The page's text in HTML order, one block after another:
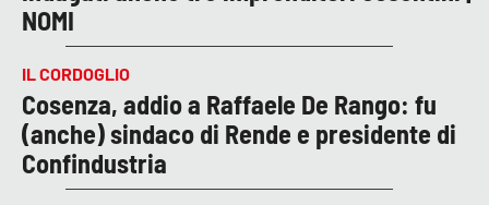
NOMI
IL CORDOGLIO
Cosenza, addio a Raffaele De Rango: fu
(anche) sindaco di Rende e presidente di
Confindustria